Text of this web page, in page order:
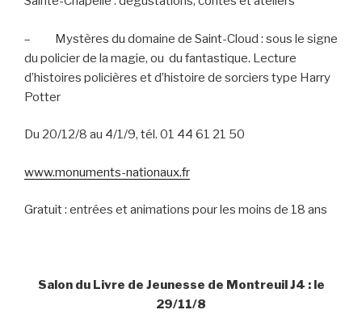
–
Mystères du domaine de Saint-Cloud : sous le signe
du policier de la magie, ou du fantastique. Lecture
d’histoires policières et d’histoire de sorciers type Harry
Potter
Du 20/12/8 au 4/1/9, tél. 01 44 61 21 50
www.monuments-nationaux.fr
Gratuit : entrées et animations pour les moins de 18 ans
Salon du Livre de Jeunesse de Montreuil J4 : le
29/11/8